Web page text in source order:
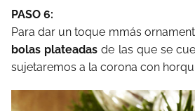
PASO 6:
Para dar un toque mmás
bolas plateadas de las que se
sujetaremos a la corona con